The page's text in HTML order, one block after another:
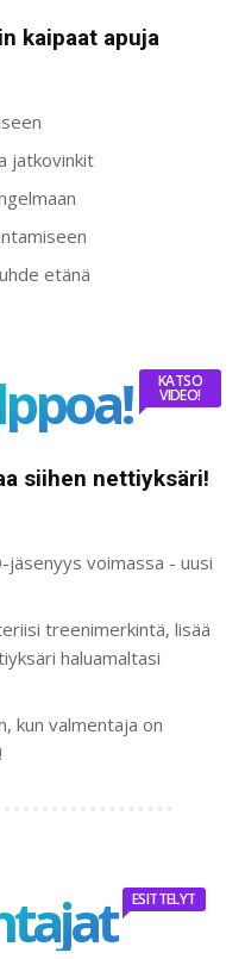
kaipaat apuja
jatkovinkit
etänä
KATSO
VIDEO!
siihen nettiyksäri!
jäsenyys voimassa - uusi
treenimerkintä, lisää
haluamaltasi
kun valmentaja on
ESITTELYT